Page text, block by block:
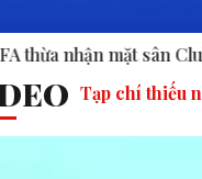
World Cup tại Mỹ
Tạp chí thiếu